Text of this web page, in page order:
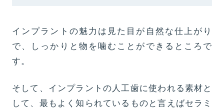
インプラントの魅力は見た目が自然な仕上がり
で、しっかりと物を噛むことができるところで
す。
そして、インプラントの人工歯に使われる素材と
して、最もよく知られているものと言えばセラミ